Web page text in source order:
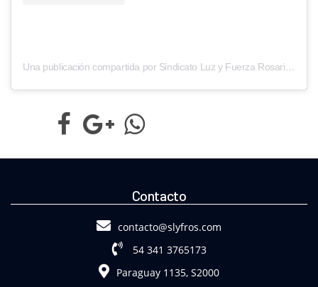
Una publicación compartida por Sindicato Luz y Fuerza Rosario (@slyfrosok)
Contacto
contacto@slyfros.com
54 341 3765173
Paraguay 1135, S2000